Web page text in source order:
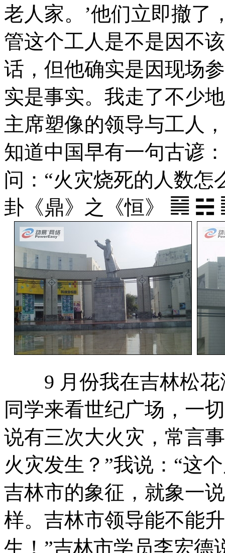
老人家。’他们立即撤了
管这个工人是不是因不
话，但他确实是因现场
实是事实。我走了不少
主席塑像的领导与工人
知道中国早有一句古谚
问：“火灾烧死的人数怎
卦《鼎》之《恒》 ䷱
9 月份我在吉林松花
同学来看世纪广场，一
说有三次大火灾，常言
火灾发生？”我说：“这
吉林市的象征，就象一
样。吉林市领导能不能
生！”吉林市学员李宏德